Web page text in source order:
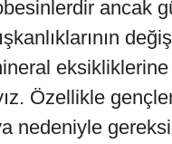
ancak
eksikliklerine
Özellikle
nedeniyle